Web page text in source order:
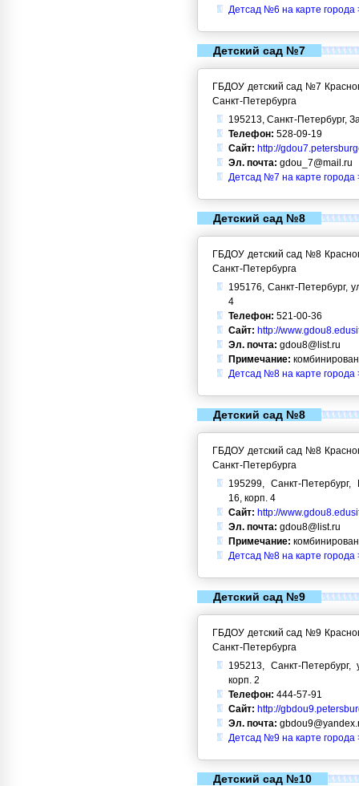
Детсад №6 на карте города
Детский сад №7
ГБДОУ детский сад №7
Санкт-Петербурга
195213, Санкт-Петербург,
Телефон: 528-09-19
Сайт: http://
Эл. почта: gdou_7@mail.ru
Детсад №7 на карте города
Детский сад №8
ГБДОУ детский сад №8
Санкт-Петербурга
195176, Санкт-Петербург,
4
Телефон: 521-00-36
Сайт: http://
Эл. почта: gdou8@list.ru
Примечание:
Детсад №8 на карте города
Детский сад №8
ГБДОУ детский сад №8
Санкт-Петербурга
195299, Санкт-
16, корп. 4
Сайт: http://
Эл. почта: gdou8@list.ru
Примечание:
Детсад №8 на карте города
Детский сад №9
ГБДОУ детский сад №9
Санкт-Петербурга
195213, Санкт-
корп. 2
Телефон: 444-57-91
Сайт: http://
Эл. почта:
Детсад №9 на карте города
Детский сад №10